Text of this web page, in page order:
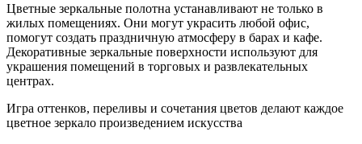
Цветные зеркальные полотна устанавливают не только в
жилых помещениях. Они могут украсить любой офис,
помогут создать праздничную атмосферу в барах и кафе.
Декоративные зеркальные поверхности используют для
украшения помещений в торговых и развлекательных
центрах.
Игра оттенков, переливы и сочетания цветов делают каждое
цветное зеркало произведением искусства